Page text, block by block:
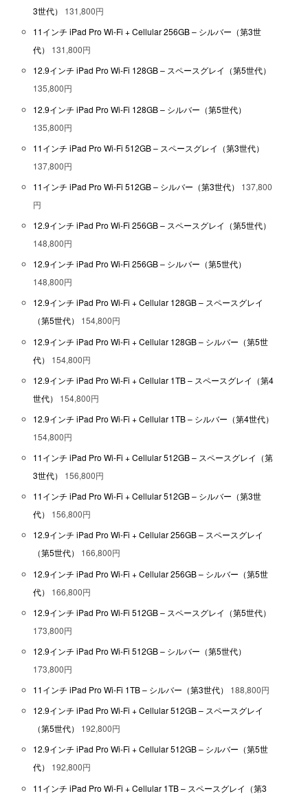
3世代）
131,800円
11インチ iPad Pro Wi-Fi + Cellular 256GB – シルバー（第3世
代）
131,800円
12.9インチ iPad Pro Wi-Fi 128GB – スペースグレイ（第5世代）
135,800円
12.9インチ iPad Pro Wi-Fi 128GB – シルバー（第5世代）
135,800円
11インチ iPad Pro Wi-Fi 512GB – スペースグレイ（第3世代）
137,800円
11インチ iPad Pro Wi-Fi 512GB – シルバー（第3世代）
137,800
円
12.9インチ iPad Pro Wi-Fi 256GB – スペースグレイ（第5世代）
148,800円
12.9インチ iPad Pro Wi-Fi 256GB – シルバー（第5世代）
148,800円
12.9インチ iPad Pro Wi-Fi + Cellular 128GB – スペースグレイ
（第5世代）
154,800円
12.9インチ iPad Pro Wi-Fi + Cellular 128GB – シルバー（第5世
代）
154,800円
12.9インチ iPad Pro Wi-Fi + Cellular 1TB – スペースグレイ（第4
世代） 154,800円
12.9インチ iPad Pro Wi-Fi + Cellular 1TB – シルバー（第4世代）
154,800円
11インチ iPad Pro Wi-Fi + Cellular 512GB – スペースグレイ（第
3世代）
156,800円
11インチ iPad Pro Wi-Fi + Cellular 512GB – シルバー（第3世
代）
156,800円
12.9インチ iPad Pro Wi-Fi + Cellular 256GB – スペースグレイ
（第5世代）
166,800円
12.9インチ iPad Pro Wi-Fi + Cellular 256GB – シルバー（第5世
代）
166,800円
12.9インチ iPad Pro Wi-Fi 512GB – スペースグレイ（第5世代）
173,800円
12.9インチ iPad Pro Wi-Fi 512GB – シルバー（第5世代）
173,800円
11インチ iPad Pro Wi-Fi 1TB – シルバー（第3世代）
188,800円
12.9インチ iPad Pro Wi-Fi + Cellular 512GB – スペースグレイ
（第5世代）
192,800円
12.9インチ iPad Pro Wi-Fi + Cellular 512GB – シルバー（第5世
代）
192,800円
11インチ iPad Pro Wi-Fi + Cellular 1TB – スペースグレイ（第3